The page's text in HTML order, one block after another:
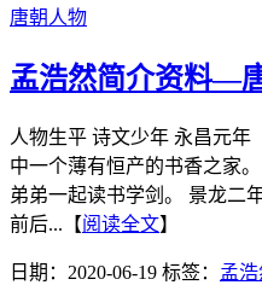
唐朝人物
孟浩然简介资料—
人物生平 诗文少年 永昌元年
中一个薄有恒产的书香之家
弟弟一起读书学剑。 景龙二
前后...【阅读全文】
日期：2020-06-19 标签： 孟